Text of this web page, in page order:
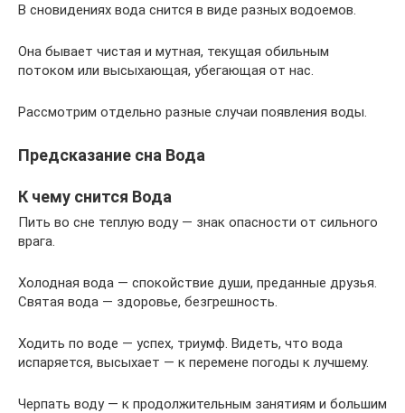
В сновидениях вода снится в виде разных водоемов.
Она бывает чистая и мутная, текущая обильным
потоком или высыхающая, убегающая от нас.
Рассмотрим отдельно разные случаи появления воды.
Предсказание сна Вода
К чему снится Вода
Пить во сне теплую воду — знак опасности от сильного
врага.
Холодная вода — спокойствие души, преданные друзья.
Святая вода — здоровье, безгрешность.
Ходить по воде — успех, триумф. Видеть, что вода
испаряется, высыхает — к перемене погоды к лучшему.
Черпать воду — к продолжительным занятиям и большим